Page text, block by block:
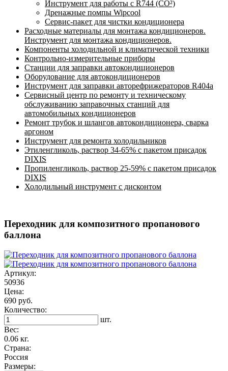
Инструмент для работы с R744 (CO²)
Дренажные помпы Wipcool
Сервис-пакет для чистки кондиционера
Расходные материалы для монтажа кондиционеров.
Инструмент для монтажа кондиционеров.
Компоненты холодильной и климатической техники
Контрольно-измерительные приборы
Станции для заправки автокондиционеров
Оборудование для автокондиционеров
Инструмент для заправки авторефрижераторов R404a
Сервисный центр по ремонту и техническому
обслуживанию заправочных станций для
автомобильных кондиционеров
Ремонт трубок и шлангов автокондиционера, сварка
аргоном
Инструмент для ремонта холодильников
Этиленгликоль, раствор 34-65% с пакетом присадок
DIXIS
Пропиленгликоль, раствор 25-59% с пакетом присадок
DIXIS
Холодильный инструмент с дисконтом
Переходник для композитного пропанового
баллона
Артикул:
50936
Цена:
690 руб.
Количество:
шт.
Вес:
0.06 кг.
Страна:
Россия
Размеры: